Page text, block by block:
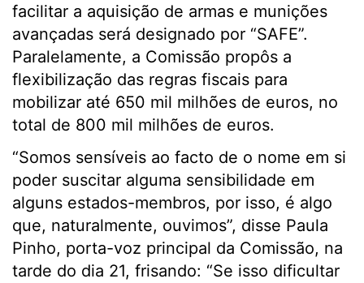
facilitar a aquisição de armas e munições
avançadas será designado por “SAFE”.
Paralelamente, a Comissão propôs a
flexibilização das regras fiscais para
mobilizar até 650 mil milhões de euros, no
total de 800 mil milhões de euros.
“Somos sensíveis ao facto de o nome em si
poder suscitar alguma sensibilidade em
alguns estados-membros, por isso, é algo
que, naturalmente, ouvimos”, disse Paula
Pinho, porta-voz principal da Comissão, na
tarde do dia 21, frisando: “Se isso dificultar